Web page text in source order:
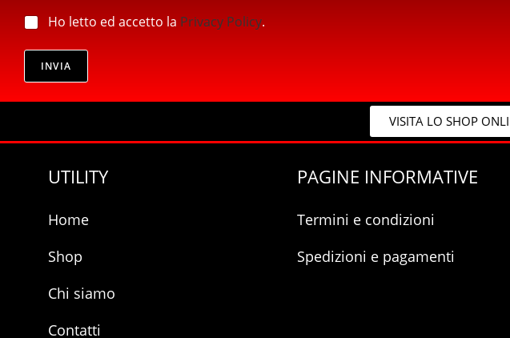
r
v
c
y
*
p
r
i
a
Ho letto ed accetto la Privacy Policy.
INVIA
VISITA LO SHOP
UTILITY
Home
Shop
Chi siamo
Contatti
PAGINE INFORMATIVE
Termini e condizioni
Spedizioni e pagamenti